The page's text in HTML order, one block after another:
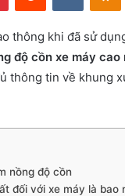
thông khi đã sử
độ cồn xe máy cao
thông tin về khung
nồng độ cồn
đối với xe máy là bao